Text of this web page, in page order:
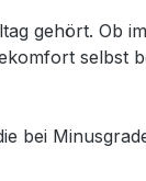
gehört. Ob im
selbst
bei